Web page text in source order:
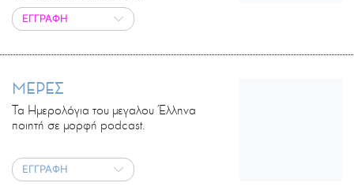
ΕΓΓΡΑΦΗ
ΜΕΡΕΣ
Τα Ημερολόγια του μεγαλου Έλληνα
ποιητή σε μορφή podcast.
ΕΓΓΡΑΦΗ